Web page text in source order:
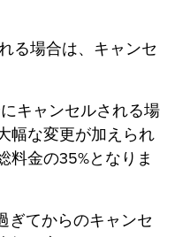
る場合は、キャンセ
キャンセルされる場
幅な変更が加えられ
料金の35%となりま
ぎてからのキャンセ